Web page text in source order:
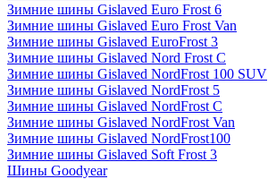
Зимние шины Gislaved Euro Frost 6
Зимние шины Gislaved Euro Frost Van
Зимние шины Gislaved EuroFrost 3
Зимние шины Gislaved Nord Frost C
Зимние шины Gislaved NordFrost 100 SUV
Зимние шины Gislaved NordFrost 5
Зимние шины Gislaved NordFrost C
Зимние шины Gislaved NordFrost Van
Зимние шины Gislaved NordFrost100
Зимние шины Gislaved Soft Frost 3
Шины Goodyear